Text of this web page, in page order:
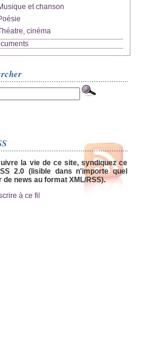
et chanson
cinéma
la vie de ce site, syndiquez ce
2.0 (lisible dans n'importe quel
de news au format XML/RSS).
à ce fil